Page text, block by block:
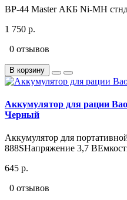
BP-44 Master АКБ Ni-MH
1 750 р.
0 отзывов
В корзину
Аккумулятор для рации
Черный
Аккумулятор для
888SНапряжение 3,7
645 р.
0 отзывов